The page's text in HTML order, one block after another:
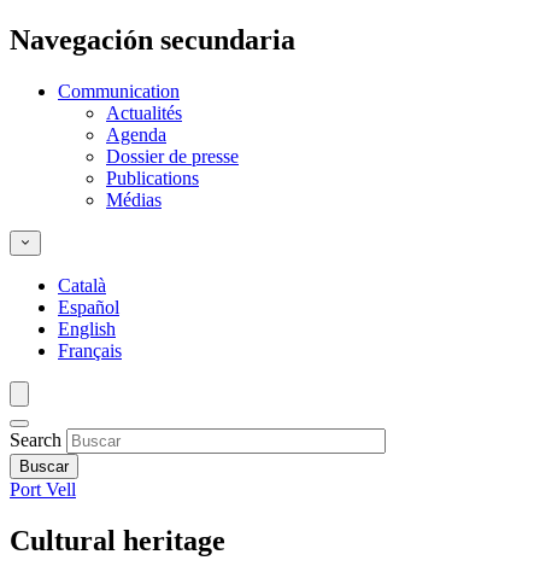
Navegación secundaria
Communication
Actualités
Agenda
Dossier de presse
Publications
Médias
Català
Español
English
Français
Search
Port Vell
Cultural heritage